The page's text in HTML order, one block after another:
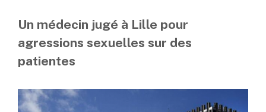
Un médecin jugé à Lille pour
agressions sexuelles sur des
patientes